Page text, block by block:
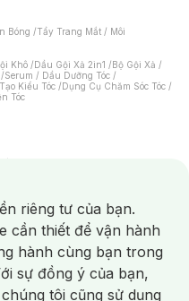
Bóng /Tẩy Trang Mắt / Môi
Khô /Dầu Gội Xả 2in1 /Bộ Gội Xả /
/Serum / Dầu Dưỡng Tóc /
Kiểu Tóc /Dụng Cụ Chăm Sóc Tóc /
Tóc
Xông Hơi /Nước Rửa Tay/
/Bàn Chải Điện/
Nước/ Nước Súc Miệng/
Vệ Sinh/Dưỡng Vùng Kín/
/Bọt Cạo Râu /Dao Cạo Râu/
/ Da Lão Hóa/ Da Mụn/
riêng tư của bạn.
cần thiết để vận hành
hành cùng bạn trong
sự đồng ý của bạn,
tôi cũng sử dụng